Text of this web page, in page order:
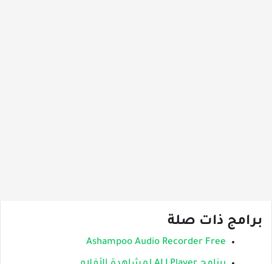
برامج ذات صلة
Ashampoo Audio Recorder Free